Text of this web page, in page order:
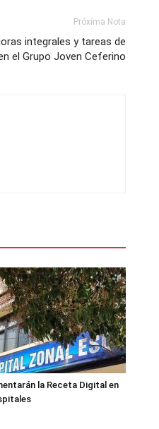
Próxima Nota
integrales y tareas de
el Grupo Joven Ceferino
la Receta Digital en